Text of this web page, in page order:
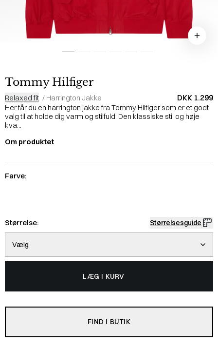
Tommy Hilfiger
Relaxed fit / Harrington Jakke DKK 1.299
Her får du en harrington jakke fra Tommy Hilfiger som er et godt
valg til at holde dig varm og stilfuld. Den klassiske stil og høje
kva...
Om produktet
Farve:
Størrelse: Størrelsesguide
Vælg
LÆG I KURV
FIND I BUTIK